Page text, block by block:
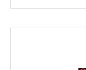
Датчик / зонд